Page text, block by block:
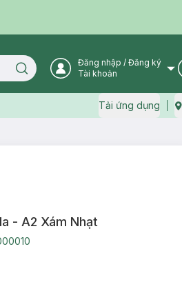
Search icon User Icon
Đăng nhập / Đăng ký
Tài khoản
Tải ứng dụng
- A2 Xám Nhạt